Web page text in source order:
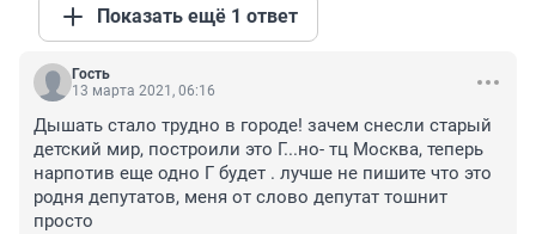
Показать ещё 1 ответ
Гость
13 марта 2021, 06:16
Дышать стало трудно в городе! зачем снесли старый
детский мир, построили это Г...но- тц Москва, теперь
нарпотив еще одно Г будет . лучше не пишите что это
родня депутатов, меня от слово депутат тошнит
просто